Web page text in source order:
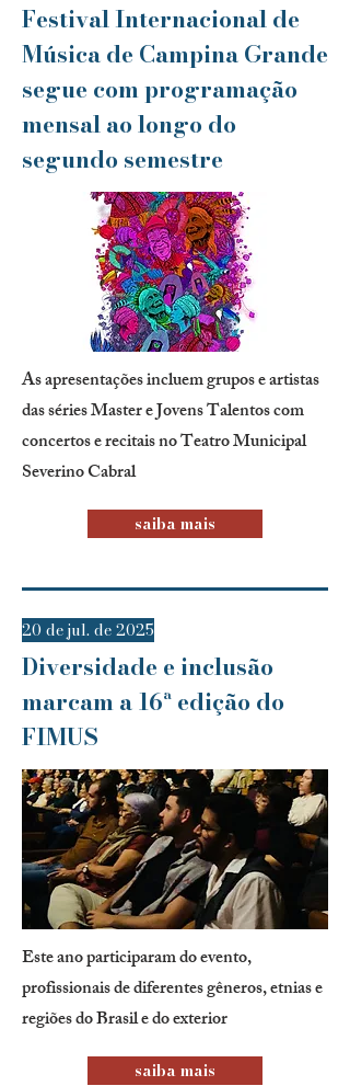
Festival Internacional de
Música de Campina Grande
segue com programação
mensal ao longo do
segundo semestre
As apresentações incluem grupos e artistas
das séries Master e Jovens Talentos com
concertos e recitais no Teatro Municipal
Severino Cabral
saiba mais
20 de jul. de 2025
Diversidade e inclusão
marcam a 16ª edição do
FIMUS
Este ano participaram do evento,
profissionais de diferentes gêneros, etnias e
regiões do Brasil e do exterior
saiba mais